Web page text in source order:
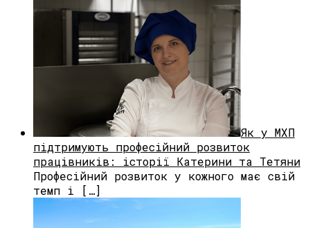
Як у МХП
підтримують професійний розвиток
працівників: історії Катерини та Тетяни
Професійний розвиток у кожного має свій
темп і […]